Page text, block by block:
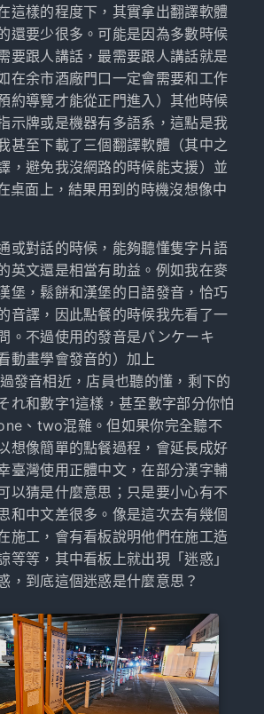
這樣的程度下，其實拿出翻譯軟體
還要少很多。可能是因為多數時候
要跟人講話，最需要跟人講話就是
在余市酒廠門口一定會需要和工作
約導覽才能從正門進入）其他時候
示牌或是機器有多語系，這點是我
甚至下載了三個翻譯軟體（其中之
，避免我沒網路的時候能支援）並
桌面上，結果用到的時機沒想像中
或對話的時候，能夠聽懂隻字片語
英文還是相當有助益。例如我在麥
堡，鬆餅和漢堡的日語發音，恰巧
音譯，因此點餐的時候我先看了一
。不過使用的發音是パンケーキ
動畫學會發音的）加上
發音相近，店員也聽的懂，剩下的
れ和數字1這樣，甚至數字部分你怕
、two混雜。但如果你完全聽不
想像簡單的點餐過程，會延長成好
臺灣使用正體中文，在部分漢字輔
以猜是什麼意思；只是要小心有不
和中文差很多。像是這次去有幾個
施工，會有看板說明他們在施工造
等等，其中看板上就出現「迷惑」
，到底這個迷惑是什麼意思？